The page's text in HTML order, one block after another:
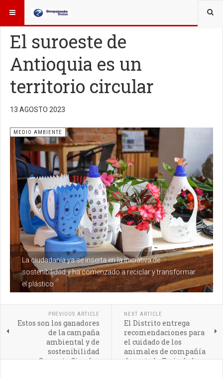
ESTÁ AQUÍ: OTROS TEMAS
El suroeste de
Antioquia es un
territorio circular
13 AGOSTO 2023
La ciudadanía ya se inserta en la iniciativa de
sostenibilidad y ha comenzado a reciclar y transformar
el plástico
MEDIO AMBIENTE
PREVIOUS ARTICLE
Estos son los ganadores
de la campaña
ambiental y de
sostenibilidad
Suroeste Circular
NEXT ARTICLE
El Distrito entrega
recomendaciones para
el cuidado de los
animales de compañía
durante la Feria de las